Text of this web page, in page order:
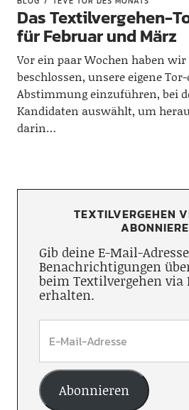
Das Textilvergehen-
für Februar und März
Vor ein paar Wochen haben
beschlossen, unsere eigene
Abstimmung einzuführen, bei
Kandidaten auswählt, um
darin…
TEXTILVERGEHEN
Gib deine E-Mail-
Benachrichtigungen
beim Textilvergehen via
erhalten.
Abonnieren